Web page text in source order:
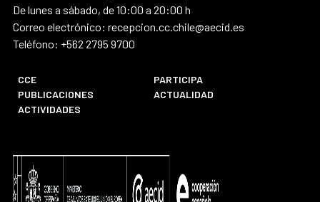
De lunes a sábado, de 10:00 a 20:00 h
Correo electrónico: recepcion.cc.chile@aecid.es
Teléfono: +562 2795 9700
CCE
PARTICIPA
PUBLICACIONES
ACTUALIDAD
ACTIVIDADES